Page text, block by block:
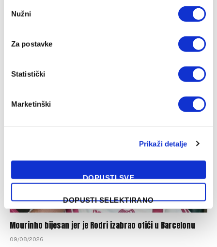
Selection
Nužni
Za postavke
Statistički
Marketinški
Prikaži detalje
DOPUSTI SVE
DOPUSTI SELEKTIRANO
Mario Tičinović karijeru nastavlja u trećeligašu
Mourinho bijesan jer je Rodri izabrao otići u Barcelonu
09/08/2026